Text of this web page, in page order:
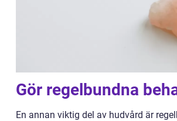
Gör regelbundna
En annan viktig del av hudvård är